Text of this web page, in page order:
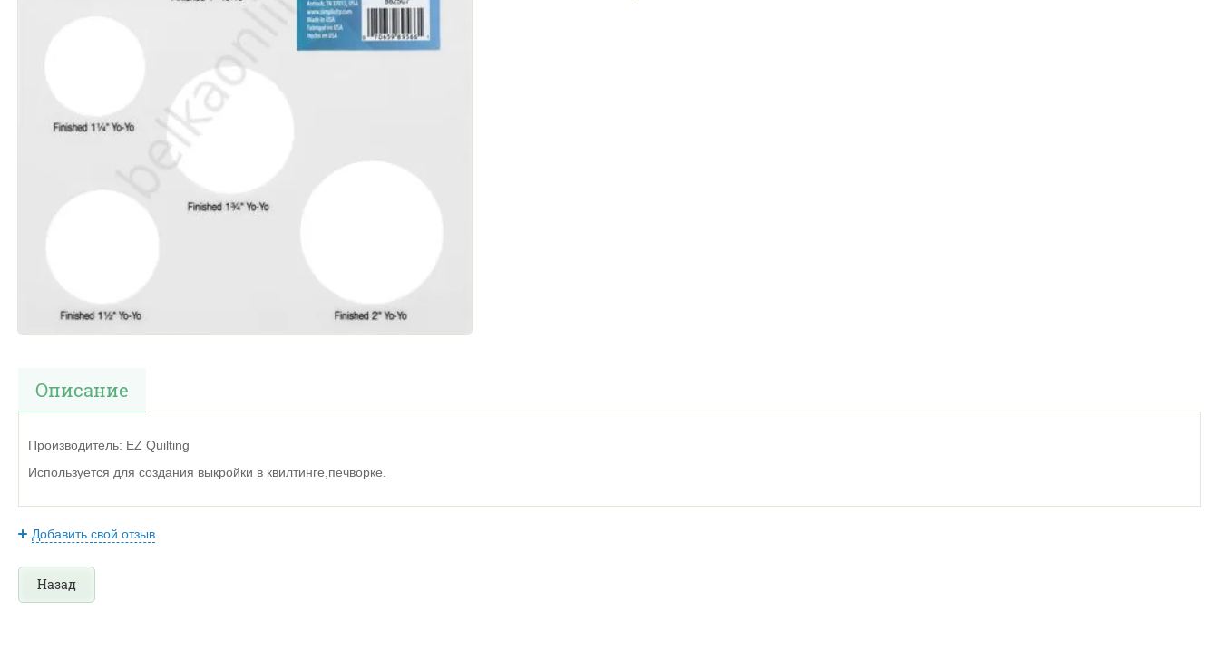
Описание
Производитель: EZ Quilting
Используется для создания выкройки в квилтинге,печворке.
Добавить свой отзыв
Назад